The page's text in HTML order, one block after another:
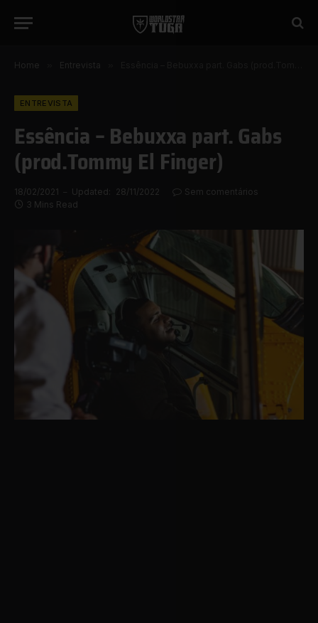
Home Entrevista
ENTREVISTA
Essência – Bebuxxa part. Gabs
(prod.Tommy El Finger)
18/02/2021 Updated: 28/11/2022
Sem comentários
3 Mins Read